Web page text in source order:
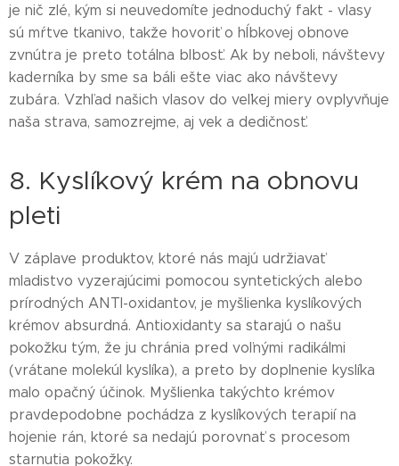
je nič zlé, kým si neuvedomíte jednoduchý fakt - vlasy
sú mŕtve tkanivo, takže hovoriť o hĺbkovej obnove
zvnútra je preto totálna blbosť. Ak by neboli, návštevy
kaderníka by sme sa báli ešte viac ako návštevy
zubára. Vzhľad našich vlasov do veľkej miery ovplyvňuje
naša strava, samozrejme, aj vek a dedičnosť.
8. Kyslíkový krém na obnovu
pleti
V záplave produktov, ktoré nás majú udržiavať
mladistvo vyzerajúcimi pomocou syntetických alebo
prírodných ANTI-oxidantov, je myšlienka kyslíkových
krémov absurdná. Antioxidanty sa starajú o našu
pokožku tým, že ju chránia pred voľnými radikálmi
(vrátane molekúl kyslíka), a preto by doplnenie kyslíka
malo opačný účinok. Myšlienka takýchto krémov
pravdepodobne pochádza z kyslíkových terapií na
hojenie rán, ktoré sa nedajú porovnať s procesom
starnutia pokožky.